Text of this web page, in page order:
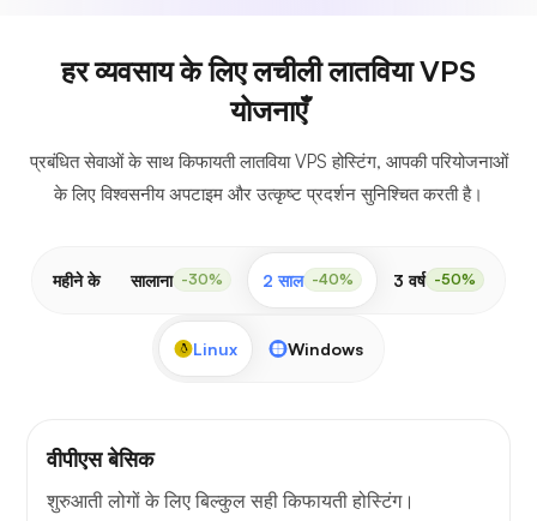
हर व्यवसाय के लिए लचीली लातविया VPS
योजनाएँ
प्रबंधित सेवाओं के साथ किफायती लातविया VPS होस्टिंग, आपकी परियोजनाओं
के लिए विश्वसनीय अपटाइम और उत्कृष्ट प्रदर्शन सुनिश्चित करती है।
महीने के सालाना -30% 2 साल -40% 3 वर्ष -50%
Linux Windows
वीपीएस बेसिक
शुरुआती लोगों के लिए बिल्कुल सही किफायती होस्टिंग।